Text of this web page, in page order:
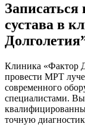
сустава в
Клиника «Фактор
провести МРТ
современного
специалистами.
точную